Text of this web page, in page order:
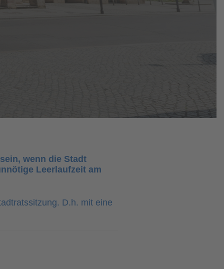
wenn die Stadt
Leerlaufzeit am
D.h. mit eine